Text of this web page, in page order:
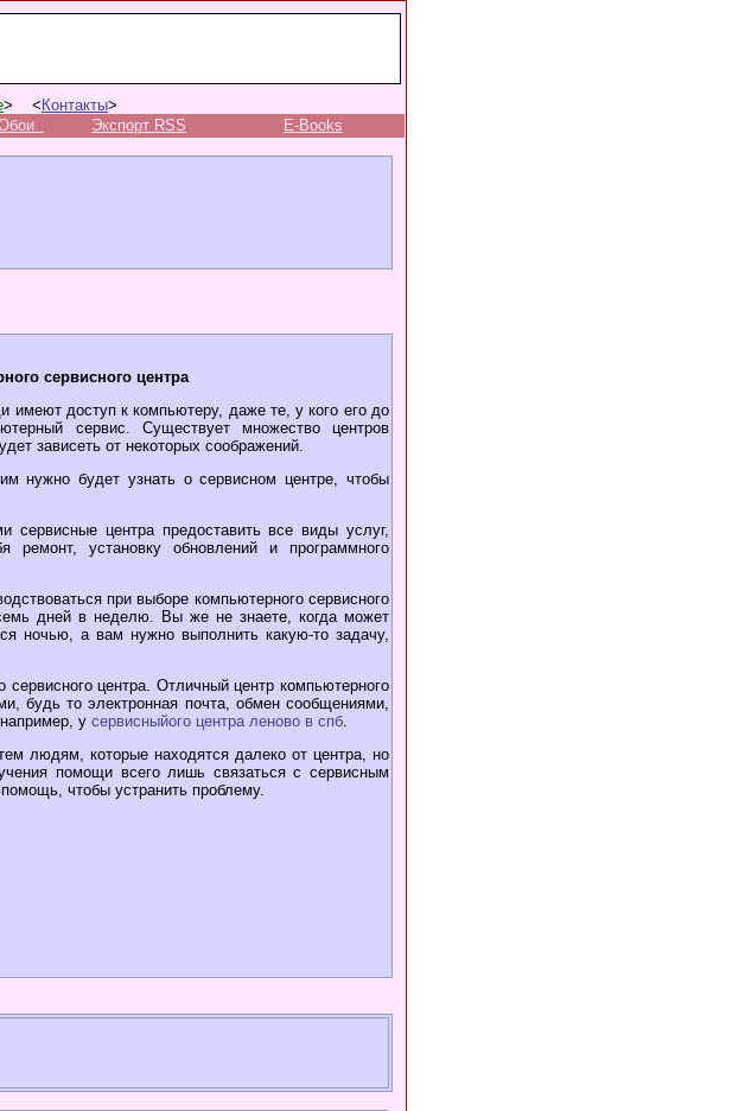
> < Контакты>
Экспорт RSS E-Books
сервисного центра
доступ к компьютеру, даже те, у кого его до
сервис. Существует множество центров
зависеть от некоторых соображений.
нужно будет узнать о сервисном центре, чтобы
центра предоставить все виды услуг,
установку обновлений и программного
при выборе компьютерного сервисного
дней в неделю. Вы же не знаете, когда может
ночью, а вам нужно выполнить какую-то задачу,
центра. Отличный центр компьютерного
будь то электронная почта, обмен сообщениями,
у сервисныйого центра леново в спб
людям, которые находятся далеко от центра, но
помощи всего лишь связаться с сервисным
чтобы устранить проблему.